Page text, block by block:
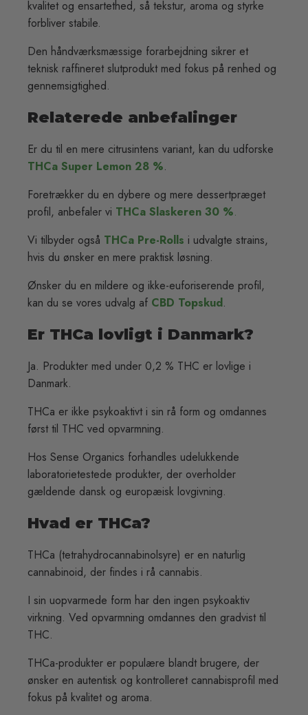
kvalitet og ensartethed, så tekstur, aroma og styrke
forbliver stabile.
Den håndværksmæssige forarbejdning sikrer et
teknisk raffineret slutprodukt med fokus på renhed og
gennemsigtighed.
Relaterede anbefalinger
Er du til en mere citrusintens variant, kan du udforske
THCa Super Lemon 28 %.
Foretrækker du en dybere og mere dessertpræget
profil, anbefaler vi THCa Slaskeren 30 %.
Vi tilbyder også THCa Pre-Rolls i udvalgte strains,
hvis du ønsker en mere praktisk løsning.
Ønsker du en mildere og ikke-euforiserende profil,
kan du se vores udvalg af CBD Topskud.
Er THCa lovligt i Danmark?
Ja. Produkter med under 0,2 % THC er lovlige i
Danmark.
THCa er ikke psykoaktivt i sin rå form og omdannes
først til THC ved opvarmning.
Hos Sense Organics forhandles udelukkende
laboratorietestede produkter, der overholder
gældende dansk og europæisk lovgivning.
Hvad er THCa?
THCa (tetrahydrocannabinolsyre) er en naturlig
cannabinoid, der findes i rå cannabis.
I sin uopvarmede form har den ingen psykoaktiv
virkning. Ved opvarmning omdannes den gradvist til
THC.
THCa-produkter er populære blandt brugere, der
ønsker en autentisk og kontrolleret cannabisprofil med
fokus på kvalitet og aroma.